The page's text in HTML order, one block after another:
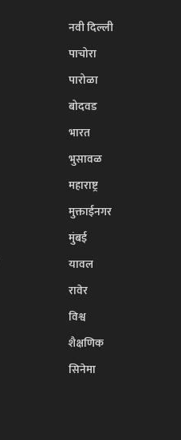
नवी दिल्ली
पाचोरा
पारोळा
बोदवड
भारत
भुसावळ
महाराष्ट्र
मुक्ताईनगर
मुंबई
यावल
रावेर
विश्व
शैक्षणिक
सिनेमा